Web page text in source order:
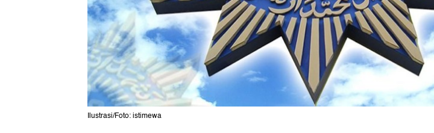
Ilustrasi/Foto: istimewa